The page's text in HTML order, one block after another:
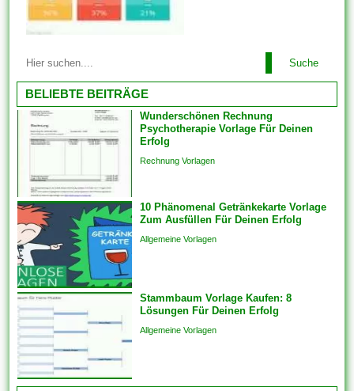
Dokumente und Dateien auch
problemlos just und man kann
für Ebendiese fertig gestellten
Designgrundlage geliefert. Sie
haben sich verpflichtet
lediglich Text ferner das Foto
Ihrer Liebsten hinzufügen. Im
einfachsten Fall einziehen sich
Vorlagen herauf ein
vorgefertigtes Planung und
Format, das als Grundlage
für...
Suche
BELIEBTE BEITRÄGE
Wunderschönen Rechnung
Psychotherapie Vorlage Für Deinen
Erfolg
Rechnung Vorlagen
10 Phänomenal Getränkekarte Vorlage
Zum Ausfüllen Für Deinen Erfolg
Allgemeine Vorlagen
Stammbaum Vorlage Kaufen: 8
Lösungen Für Deinen Erfolg
Allgemeine Vorlagen